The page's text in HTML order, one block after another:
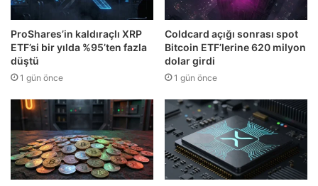
ProShares’in kaldıraçlı XRP
ETF’si bir yılda %95’ten fazla
düştü
1 gün önce
Coldcard açığı sonrası spot
Bitcoin ETF’lerine 620 milyon
dolar girdi
1 gün önce